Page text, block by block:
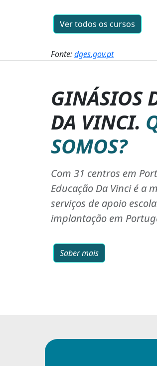
Ver todos os cursos
Fonte:dges.gov.pt
GINÁSIOS
DA VINCI.
SOMOS?
Com 31 centros em
Educação Da Vinci é a
serviços de apoio
implantação em
Saber mais